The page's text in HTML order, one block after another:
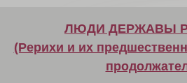
ЛЮДИ ДЕРЖАВЫ
(Рерихи и их